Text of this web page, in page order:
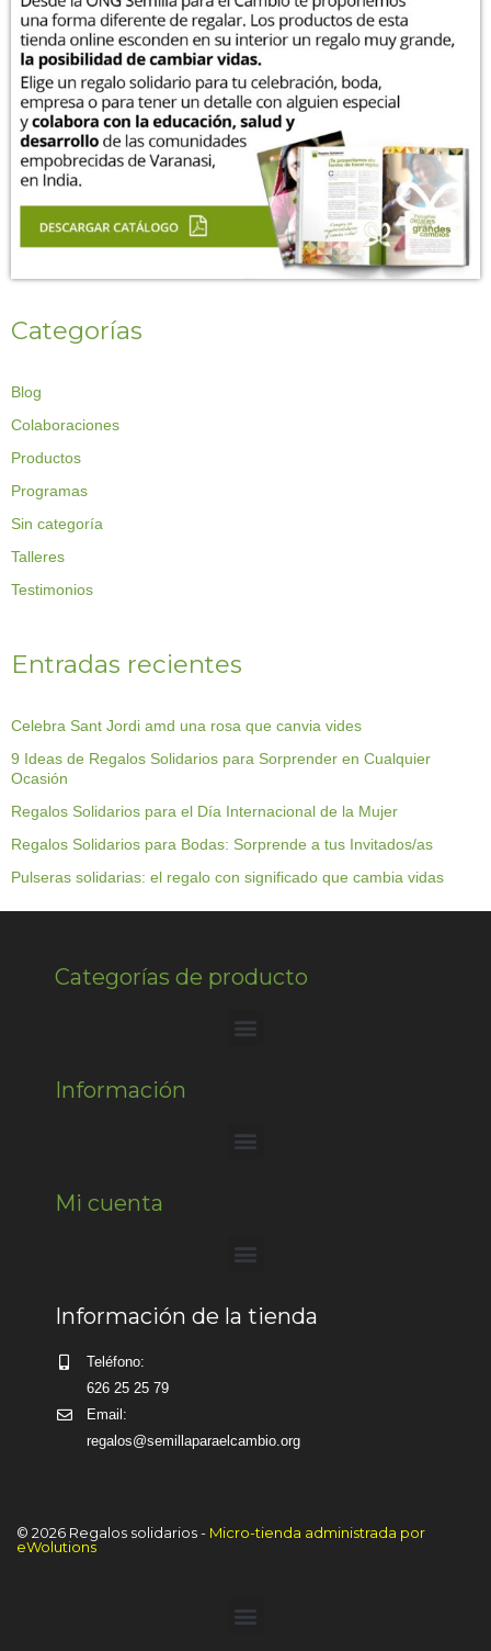
Categorías
Blog
Colaboraciones
Productos
Programas
Sin categoría
Talleres
Testimonios
Entradas recientes
Celebra Sant Jordi amd una rosa que canvia vides
9 Ideas de Regalos Solidarios para Sorprender en Cualquier
Ocasión
Regalos Solidarios para el Día Internacional de la Mujer
Regalos Solidarios para Bodas: Sorprende a tus Invitados/as
Pulseras solidarias: el regalo con significado que cambia vidas
Categorías de producto
Información
Mi cuenta
Información de la tienda
Teléfono:
626 25 25 79
Email:
regalos@semillaparaelcambio.org
© 2026 Regalos solidarios - Micro-tienda administrada por
eWolutions